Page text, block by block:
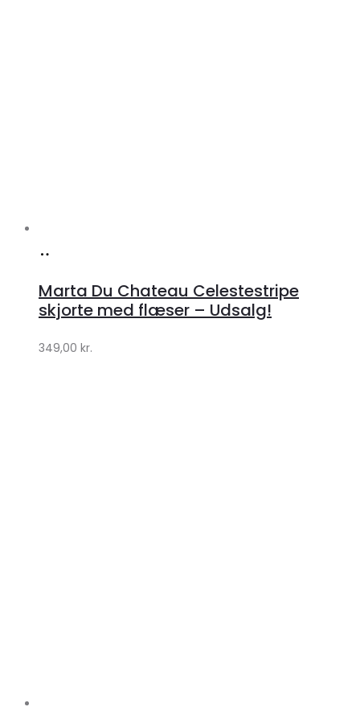
Klædeskabet.dk
Marta Du Chateau Celestestripe
skjorte med flæser – Udsalg!
349,00 kr.